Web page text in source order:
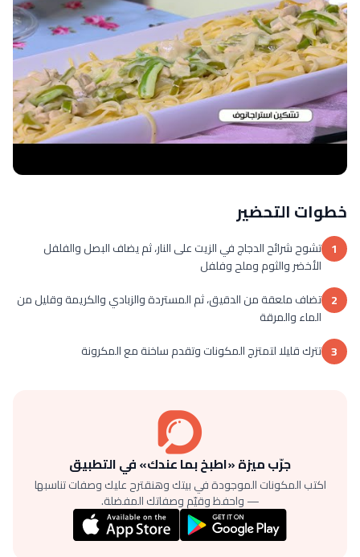
خطوات التحضير
1 تشوح شرائح الدجاج في الزيت على النار، ثم يضاف البصل والفلفل
الأخضر والثوم وملح وفلفل
2 تضاف ملعقة من الدقيق، ثم المستردة والزبادي والكريمة وقليل من
الماء والمرقة
3 تترك قليلا لتمتزج المكونات وتقدم ساخنة مع المكرونة
جرّب ميزة «اطبخ بما عندك» في التطبيق
اكتب المكونات الموجودة في بيتك وهنقترح عليك وصفات تناسبها
— واحفظ وقيّم وصفاتك المفضلة.